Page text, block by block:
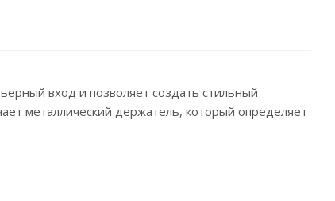
вход и позволяет создать стильный
металлический держатель, который определяет